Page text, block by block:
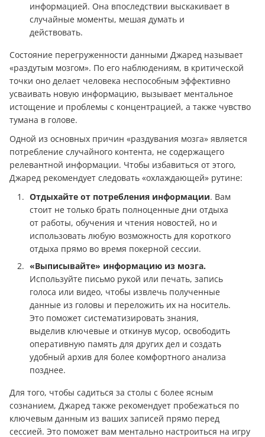
информацией. Она впоследствии выскакивает в
случайные моменты, мешая думать и
действовать.
Состояние перегруженности данными Джаред называет
«раздутым мозгом». По его наблюдениям, в критической
точки оно делает человека неспособным эффективно
усваивать новую информацию, вызывает ментальное
истощение и проблемы с концентрацией, а также чувство
тумана в голове.
Одной из основных причин «раздувания мозга» является
потребление случайного контента, не содержащего
релевантной информации. Чтобы избавиться от этого,
Джаред рекомендует следовать «охлаждающей» рутине:
Отдыхайте от потребления информации. Вам
стоит не только брать полноценные дни отдыха
от работы, обучения и чтения новостей, но и
использовать любую возможность для короткого
отдыха прямо во время покерной сессии.
«Выписывайте» информацию из мозга.
Используйте письмо рукой или печать, запись
голоса или видео, чтобы извлечь полученные
данные из головы и переложить их на носитель.
Это поможет систематизировать знания,
выделив ключевые и откинув мусор, освободить
оперативную память для других дел и создать
удобный архив для более комфортного анализа
позднее.
Для того, чтобы садиться за столы с более ясным
сознанием, Джаред также рекомендует пробежаться по
ключевым данным из ваших записей прямо перед
сессией. Это поможет вам ментально настроиться на игру